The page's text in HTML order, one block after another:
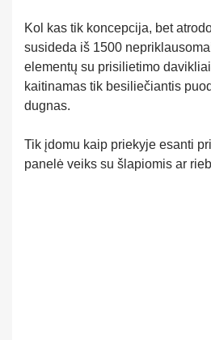
Kol kas tik koncepcija, bet
susideda iš 1500
elementų su prisilietimo
kaitinamas tik besiliečiantis
dugnas.
Tik įdomu kaip priekyje esanti
panelė veiks su šlapiomis ar